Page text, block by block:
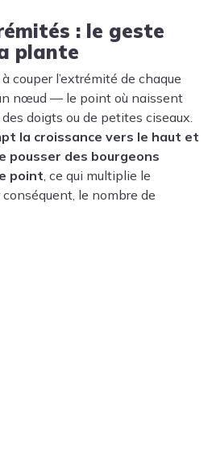
: le geste
plante
couper l’extrémité de chaque
nœud — le point où naissent
doigts ou de petites ciseaux.
la croissance vers le haut et
pousser des bourgeons
point, ce qui multiplie le
le nombre de